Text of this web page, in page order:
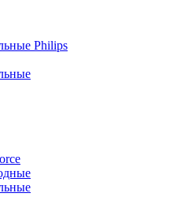
Philips